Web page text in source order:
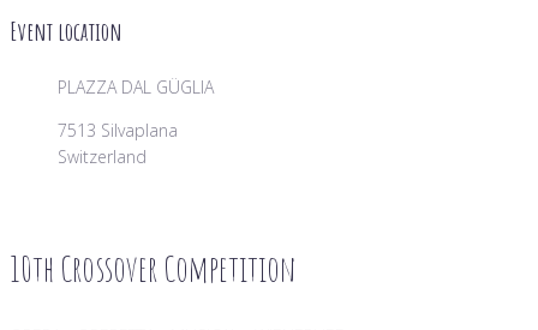
Event location
PLAZZA DAL GÜGLIA
7513 Silvaplana
Switzerland
10th Crossover Competition